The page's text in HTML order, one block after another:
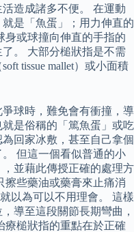
造成諸多不便。 在運動
是「魚蛋」；用力伸直的
身或球撞向伸直的手指的
。 大部分槌狀指是不需
tissue mallet）或小面積
球時，難免會有衝撞，導
是俗稱的「篤魚蛋」或吃
回家冰敷，甚至自己拿個
但這一個看似普通的小
並藉此傳授正確的處理方
擦些藥油或藥膏來止痛消
以為可以不用理會。 這樣
導至這段關節長期彎曲，
療槌狀指的重點在於正確